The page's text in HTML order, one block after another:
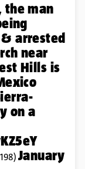
the man
arrested
near
Hills is
on a
January